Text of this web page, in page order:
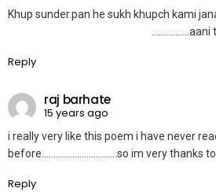
Khup sunder.pan he sukh khupch kami
…………….aani te
Reply
raj barhate
15 years ago
i really very like this poem i have never
before…………………………..so im very thanks
Reply